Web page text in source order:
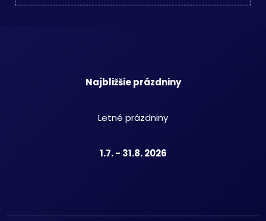
Najbližšie prázdniny
Letné prázdniny
1.7. - 31.8. 2026